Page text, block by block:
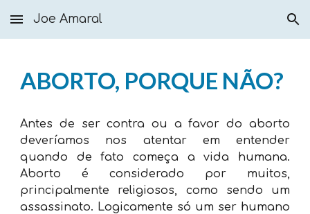
Skip to main content Skip to navigation
Joe Amaral
ABORTO, PORQUE NÃO?
Antes de ser contra ou a favor do aborto
deveríamos nos atentar em entender
quando de fato começa a vida humana.
Aborto é considerado por muitos,
principalmente religiosos, como sendo um
assassinato. Logicamente só um ser humano